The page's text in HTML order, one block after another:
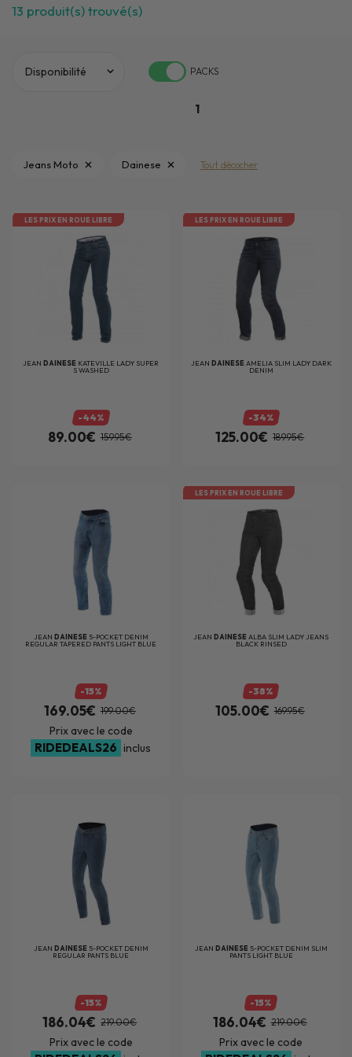
13 produit(s) trouvé(s)
PACKS
1
Jeans Moto Dainese Tout décocher
LES PRIX EN ROUE LIBRE
JEANDAINESE KATEVILLE LADY SUPER
S WASHED
-44%
89.00€ 159.95€
LES PRIX EN ROUE LIBRE
JEAN DAINESE AMELIA SLIM LADY DARK
DENIM
-34%
125.00€ 189.95€
JEAN DAINESE 5-POCKET DENIM
REGULAR TAPERED PANTS LIGHT BLUE
-15%
169.05€ 199.00€
Prix avec le code
RIDEDEALS26 inclus
LES PRIX EN ROUE LIBRE
JEANDAINESE ALBA SLIM LADY JEANS
BLACK RINSED
-38%
105.00€ 169.95€
JEAN DAINESE 5-POCKET DENIM
REGULAR PANTS BLUE
-15%
186.04€ 219.00€
Prix avec le code
JEAN DAINESE 5-POCKET DENIM SLIM
PANTS LIGHT BLUE
-15%
186.04€ 219.00€
Prix avec le code